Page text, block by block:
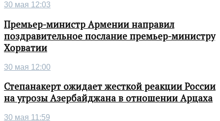
30 мая 12:03
Премьер-министр Армении направил
поздравительное послание премьер-министру
Хорватии
30 мая 12:00
Степанакерт ожидает жесткой реакции России
на угрозы Азербайджана в отношении Арцаха
30 мая 11:59